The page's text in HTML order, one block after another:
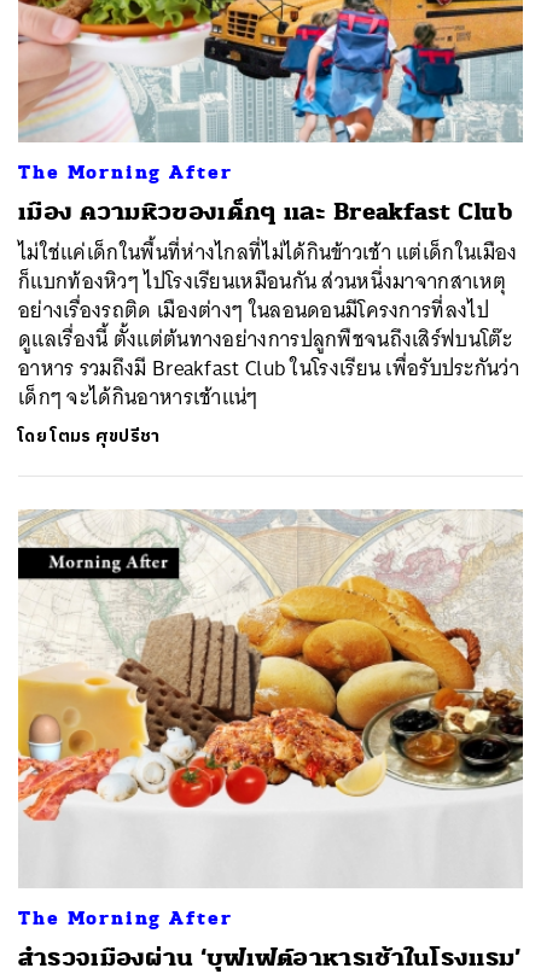
The Morning After
เมือง ความหิวของเด็กๆ และ Breakfast Club
ไม่ใช่แค่เด็กในพื้นที่ห่างไกลที่ไม่ได้กินข้าวเช้า แต่เด็กในเมือง
ก็แบกท้องหิวๆ ไปโรงเรียนเหมือนกัน ส่วนหนึ่งมาจากสาเหตุ
อย่างเรื่องรถติด เมืองต่างๆ ในลอนดอนมีโครงการที่ลงไป
ดูแลเรื่องนี้ ตั้งแต่ต้นทางอย่างการปลูกพืชจนถึงเสิร์ฟบนโต๊ะ
อาหาร รวมถึงมี Breakfast Club ในโรงเรียน เพื่อรับประกันว่า
เด็กๆ จะได้กินอาหารเช้าแน่ๆ
โดยโตมร ศุขปรีชา
The Morning After
สำรวจเมืองผ่าน ‘บุฟเฟต์อาหารเช้าในโรงแรม’